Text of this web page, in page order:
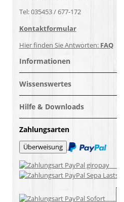
Tel: 035453 / 677-172
Kontaktformular
Hier finden Sie Antworten: FAQ
Informationen
Wissenswertes
Hilfe & Downloads
Zahlungsarten